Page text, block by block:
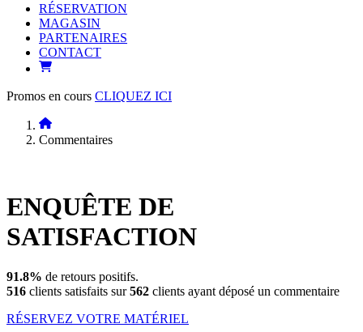
RÉSERVATION
MAGASIN
PARTENAIRES
CONTACT
Promos en cours CLIQUEZ ICI
Commentaires
ENQUÊTE DE
SATISFACTION
91.8% de retours positifs.
516 clients satisfaits sur562 clients ayant déposé un commentaire
RÉSERVEZ VOTRE MATÉRIEL